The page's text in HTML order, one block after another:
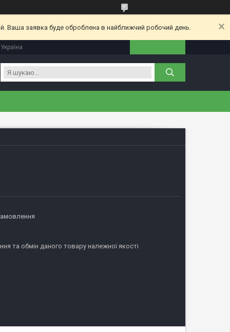
Ваша заявка буде оброблена в найближчий робочий день.
та обмін даного товару належної якості